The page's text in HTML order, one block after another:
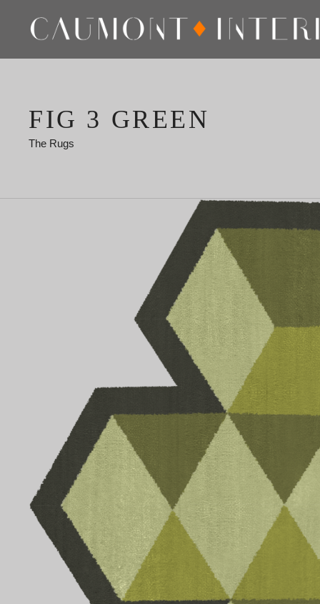
FIG 3 GREEN
The Rugs